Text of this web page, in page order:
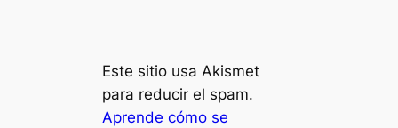
Este sitio usa Akismet
para reducir el spam.
Aprende cómo se